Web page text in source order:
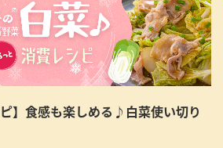
】食感も楽しめる♪白菜使い切り